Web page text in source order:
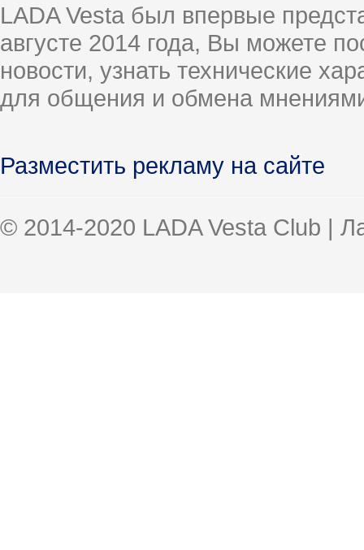
LADA Vesta был впервые
августе 2014 года, Вы можете
новости, узнать технические
для общения и обмена
Разместить рекламу на сайте
© 2014-2020 LADA Vesta Club |